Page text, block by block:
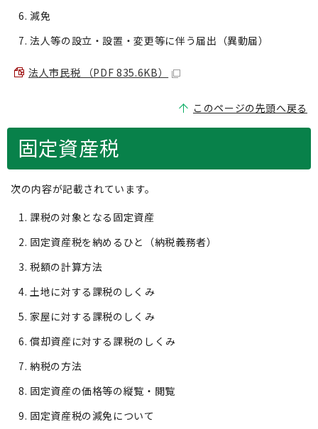
減免
法人等の設立・設置・変更等に伴う届出（異動届）
法人市民税 （PDF 835.6KB）
このページの先頭へ戻る
固定資産税
次の内容が記載されています。
課税の対象となる固定資産
固定資産税を納めるひと（納税義務者）
税額の計算方法
土地に対する課税のしくみ
家屋に対する課税のしくみ
償却資産に対する課税のしくみ
納税の方法
固定資産の価格等の縦覧・閲覧
固定資産税の減免について